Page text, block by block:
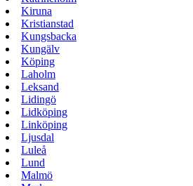
Kiruna
Kristianstad
Kungsbacka
Kungälv
Köping
Laholm
Leksand
Lidingö
Lidköping
Linköping
Ljusdal
Luleå
Lund
Malmö